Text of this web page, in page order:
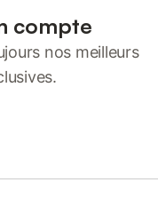
outre le français, anglais
Quercy (lot et
de l'aveyron, villes
St Antonin Noble
compte
nos meilleurs